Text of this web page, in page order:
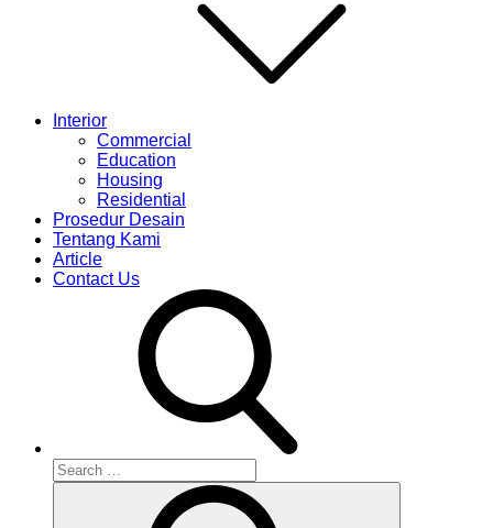
Interior
Commercial
Education
Housing
Residential
Prosedur Desain
Tentang Kami
Article
Contact Us